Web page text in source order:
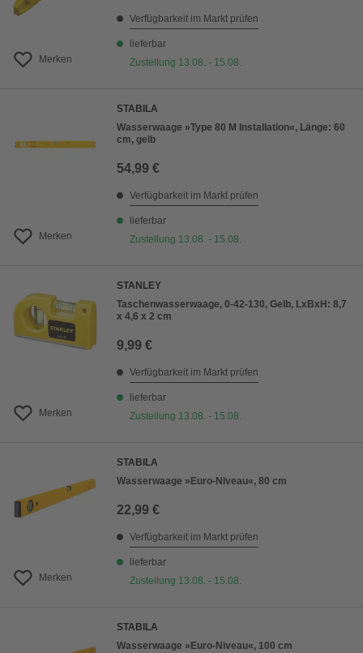
Merken
Verfügbarkeit im Markt prüfen
lieferbar
Zustellung 13.08. - 15.08.
Merken
STABILA
Wasserwaage »Type 80 M Installation«, Länge: 60
cm, gelb
54,99 €
Verfügbarkeit im Markt prüfen
lieferbar
Zustellung 13.08. - 15.08.
Merken
STANLEY
Taschenwasserwaage, 0-42-130, Gelb, LxBxH: 8,7
x 4,6 x 2 cm
9,99 €
Verfügbarkeit im Markt prüfen
lieferbar
Zustellung 13.08. - 15.08.
Merken
STABILA
Wasserwaage »Euro-Niveau«, 80 cm
22,99 €
Verfügbarkeit im Markt prüfen
lieferbar
Zustellung 13.08. - 15.08.
STABILA
Wasserwaage »Euro-Niveau«, 100 cm